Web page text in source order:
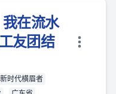
在流水
友团结
新时代横眉者